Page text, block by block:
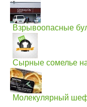
Взрывоопасные
Сырные сомелье
Молекулярный шеф